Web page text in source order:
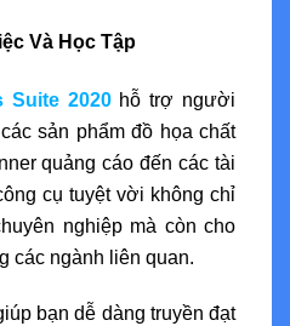
Và Học Tập
Suite 2020hỗ trợ người
sản phẩm đồ họa chất
quảng cáo đến các tài
cụ tuyệt vời không chỉ
nghiệp mà còn cho
các ngành liên quan.
bạn dễ dàng truyền đạt